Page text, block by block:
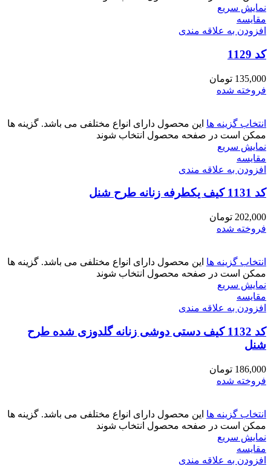
نمایش سریع
مقايسه
افزودن به علاقه مندی
کد 1129
135,000 تومان
فروخته شده
انتخاب گزینه ها این محصول دارای انواع مختلفی می باشد. گزینه ها
ممکن است در صفحه محصول انتخاب شوند
نمایش سریع
مقايسه
افزودن به علاقه مندی
کد 1131 کیف یکطرفه زنانه طرح شنل
202,000 تومان
فروخته شده
انتخاب گزینه ها این محصول دارای انواع مختلفی می باشد. گزینه ها
ممکن است در صفحه محصول انتخاب شوند
نمایش سریع
مقايسه
افزودن به علاقه مندی
کد 1132 کیف دستی دوشی زنانه گلدوزی شده طرح
شنل
186,000 تومان
فروخته شده
انتخاب گزینه ها این محصول دارای انواع مختلفی می باشد. گزینه ها
ممکن است در صفحه محصول انتخاب شوند
نمایش سریع
مقايسه
افزودن به علاقه مندی